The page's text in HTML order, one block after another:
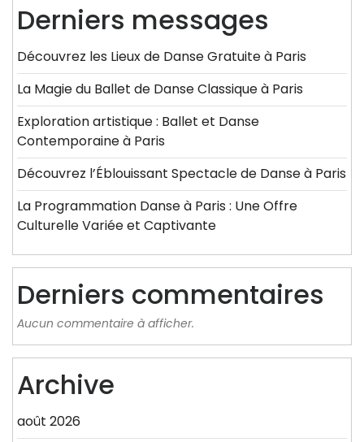
Derniers messages
Découvrez les Lieux de Danse Gratuite à Paris
La Magie du Ballet de Danse Classique à Paris
Exploration artistique : Ballet et Danse
Contemporaine à Paris
Découvrez l’Éblouissant Spectacle de Danse à Paris
La Programmation Danse à Paris : Une Offre
Culturelle Variée et Captivante
Derniers commentaires
Aucun commentaire à afficher.
Archive
août 2026